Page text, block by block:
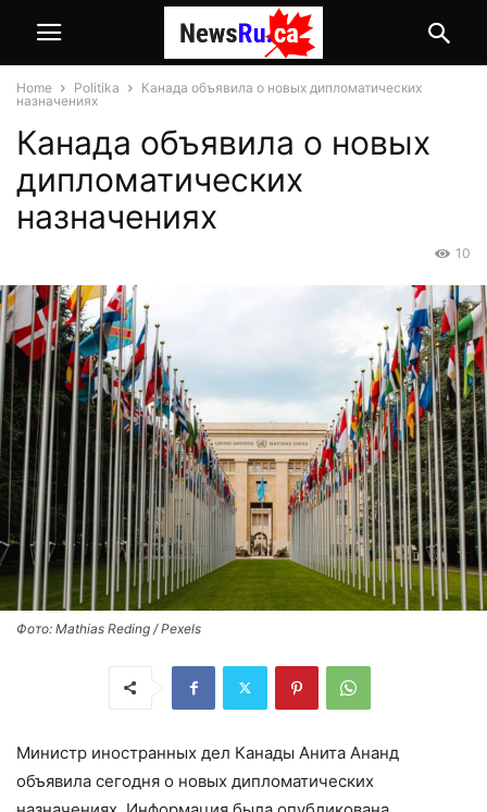
Home Politika
Канада объявила о новых дипломатических
назначениях
Канада объявила о новых
дипломатических
назначениях
10
Фото: Mathias Reding / Pexels
Министр иностранных дел Канады Анита Ананд
объявила сегодня о новых дипломатических